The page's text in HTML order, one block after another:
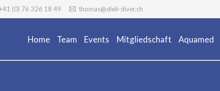
(0) 76 326 18 49 thomas@dieli-diver.ch
Home Team Events Mitgliedschaft Aquamed